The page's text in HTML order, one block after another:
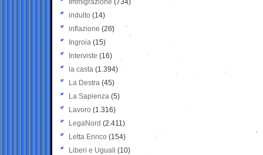
Immigrazione (734)
indulto (14)
inflazione (26)
Ingroia (15)
Interviste (16)
la casta (1.394)
La Destra (45)
La Sapienza (5)
Lavoro (1.316)
LegaNord (2.411)
Letta Enrico (154)
Liberi e Uguali (10)